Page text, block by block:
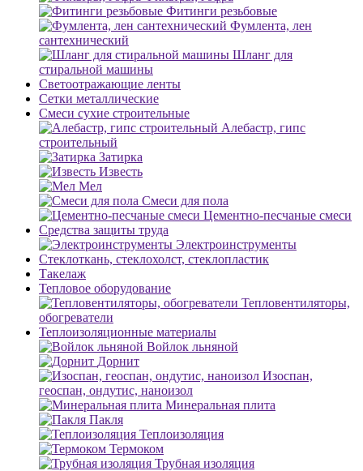
Фитинги резьбовые
Фумлента, лен
сантехнический
Шланг для
стиральной машины
Светоотражающие ленты
Сетки металлические
Смеси сухие строительные
Алебастр, гипс
строительный
Затирка
Известь
Мел
Смеси для пола
Цементно-песчаные смеси
Средства защиты труда
Электроинструменты
Стеклоткань, стеклохолст, стеклопластик
Такелаж
Тепловое оборудование
Тепловентиляторы,
обогреватели
Теплоизоляционные материалы
Войлок льняной
Дорнит
Изоспан,
геоспан, ондутис, наноизол
Минеральная плита
Пакля
Теплоизоляция
Термоком
Трубная изоляция